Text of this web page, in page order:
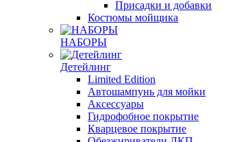
Присадки и добавки
Костюмы мойщика
НАБОРЫ
Детейлинг
Limited Edition
Автошампунь для мойки
Аксессуары
Гидрофобное покрытие
Кварцевое покрытие